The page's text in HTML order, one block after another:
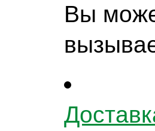
Вы